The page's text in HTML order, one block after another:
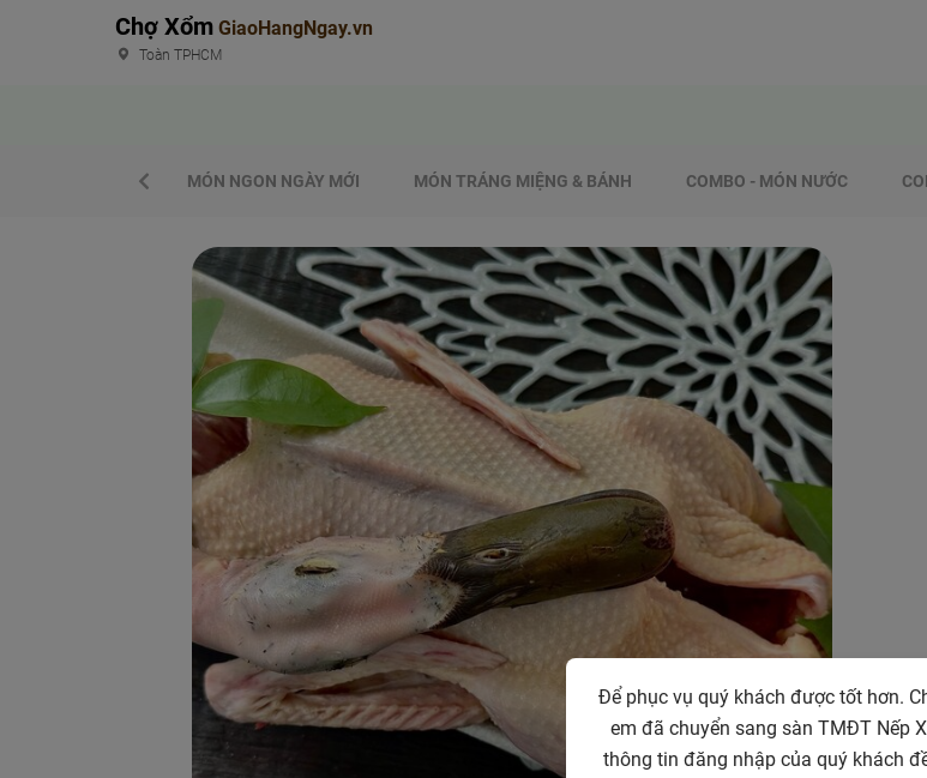
Chợ Xổm GiaoHangNgay.vn
Toàn TPHCM
MÓN NGON NGÀY MỚI MÓN TRÁNG MIỆNG & BÁNH COMBO - MÓN NƯỚC
Để phục vụ quý khách được tốt hơn.
em đã chuyển sang sàn TMĐT Nếp
thông tin đăng nhập của quý khách